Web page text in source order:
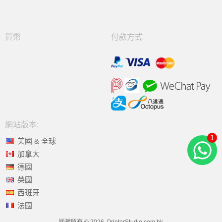
貨幣 付款方式
網站版本:
美國 & 全球
加拿大
德國
英國
西班牙
法國
1